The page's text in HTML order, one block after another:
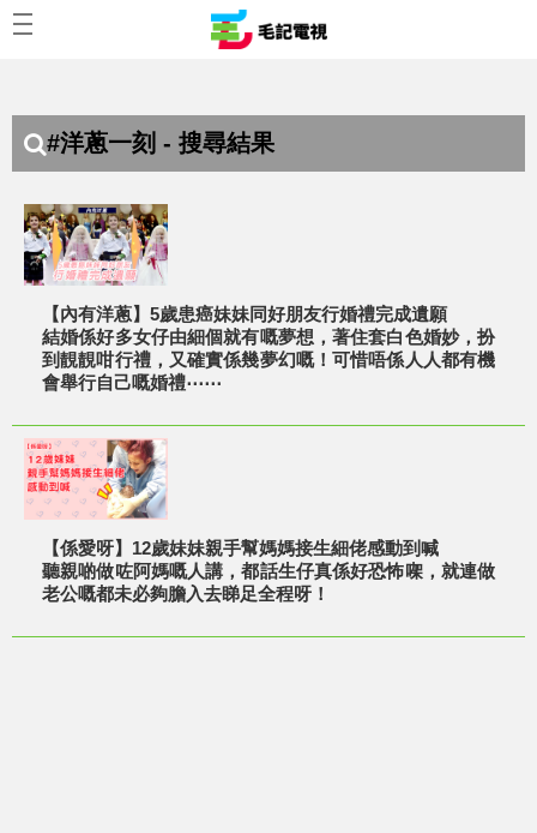
#洋蔥一刻 - 搜尋結果
【內有洋蔥】5歲患癌妹妹同好朋友行婚禮完成遺願
結婚係好多女仔由細個就有嘅夢想，著住套白色婚妙，扮
到靚靚咁行禮，又確實係幾夢幻嘅！可惜唔係人人都有機
會舉行自己嘅婚禮⋯⋯
【係愛呀】12歲妹妹親手幫媽媽接生細佬感動到喊
聽親啲做咗阿媽嘅人講，都話生仔真係好恐怖㗎，就連做
老公嘅都未必夠膽入去睇足全程呀！